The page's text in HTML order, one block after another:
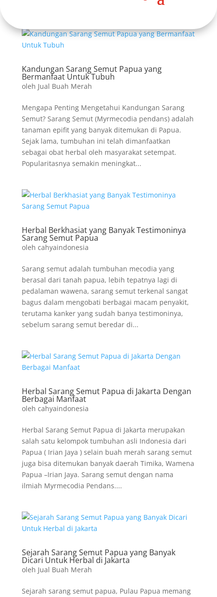
Kandungan Sarang Semut Papua yang
Bermanfaat Untuk Tubuh
oleh Jual Buah Merah
Mengapa Penting Mengetahui Kandungan Sarang
Semut? Sarang Semut (Myrmecodia pendans) adalah
tanaman epifit yang banyak ditemukan di Papua.
Sejak lama, tumbuhan ini telah dimanfaatkan
sebagai obat herbal oleh masyarakat setempat.
Popularitasnya semakin meningkat...
Herbal Berkhasiat yang Banyak Testimoninya
Sarang Semut Papua
oleh cahyaindonesia
Sarang semut adalah tumbuhan mecodia yang
berasal dari tanah papua, lebih tepatnya lagi di
pedalaman wawena, sarang semut terkenal sangat
bagus dalam mengobati berbagai macam penyakit,
terutama kanker yang sudah banya testimoninya,
sebelum sarang semut beredar di...
Herbal Sarang Semut Papua di Jakarta Dengan
Berbagai Manfaat
oleh cahyaindonesia
Herbal Sarang Semut Papua di Jakarta merupakan
salah satu kelompok tumbuhan asli Indonesia dari
Papua ( Irian Jaya ) selain buah merah sarang semut
juga bisa ditemukan banyak daerah Timika, Wamena
Papua –Irian Jaya. Sarang semut dengan nama
ilmiah Myrmecodia Pendans....
Sejarah Sarang Semut Papua yang Banyak
Dicari Untuk Herbal di Jakarta
oleh Jual Buah Merah
Sejarah sarang semut papua, Pulau Papua memang